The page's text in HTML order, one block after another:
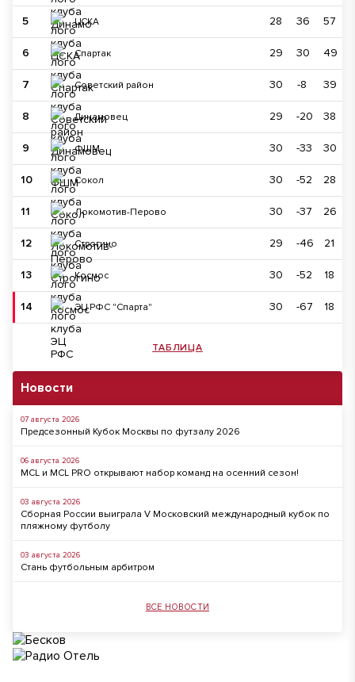
5 ЦСКА 28 36 57
6 Спартак 29 30 49
7 Советский район 30 -8 39
8 Динамовец 29 -20 38
9 ФШМ 30 -33 30
10 Сокол 30 -52 28
11 Локомотив-Перово 30 -37 26
12 Строгино 29 -46 21
13 Космос 30 -52 18
14 ЭЦ РФС "Спарта" 30 -67 18
ТАБЛИЦА
Новости
07 августа 2026
Предсезонный Кубок Москвы по футзалу 2026
06 августа 2026
MCL и MCL PRO открывают набор команд на осенний сезон!
03 августа 2026
Сборная России выиграла V Московский международный кубок по
пляжному футболу
03 августа 2026
Стань футбольным арбитром
ВСЕ НОВОСТИ